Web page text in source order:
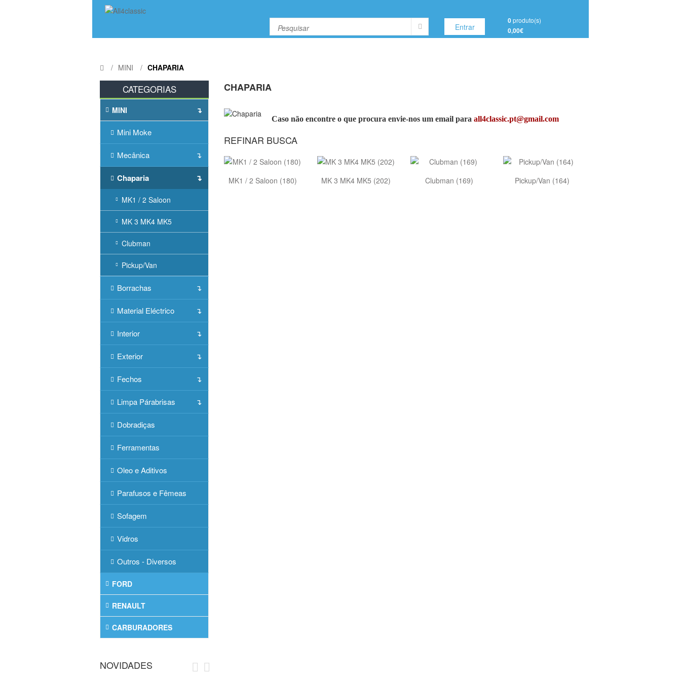
0produto(s)
0,00€
Entrar
MINI CHAPARIA
CATEGORIAS
MINI
Mini Moke
Mecânica
Chaparia
MK1 / 2 Saloon
MK 3 MK4 MK5
Clubman
Pickup/Van
Borrachas
Material Eléctrico
Interior
Exterior
Fechos
Limpa Párabrisas
Dobradiças
Ferramentas
Oleo e Aditivos
Parafusos e Fêmeas
Sofagem
Vidros
Outros - Diversos
FORD
RENAULT
CARBURADORES
NOVIDADES
CHAPARIA
Caso não encontre o que procura envie-nos um email para all4classic.pt@gmail.com
REFINAR BUSCA
MK1 / 2 Saloon (180) MK 3 MK4 MK5 (202) Clubman (169) Pickup/Van (164)